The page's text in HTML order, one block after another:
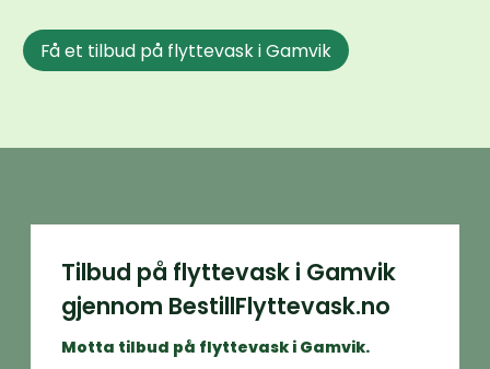
Få et tilbud på flyttevask i Gamvik
Tilbud på flyttevask i Gamvik
gjennom BestillFlyttevask.no
Motta tilbud på flyttevask i Gamvik.